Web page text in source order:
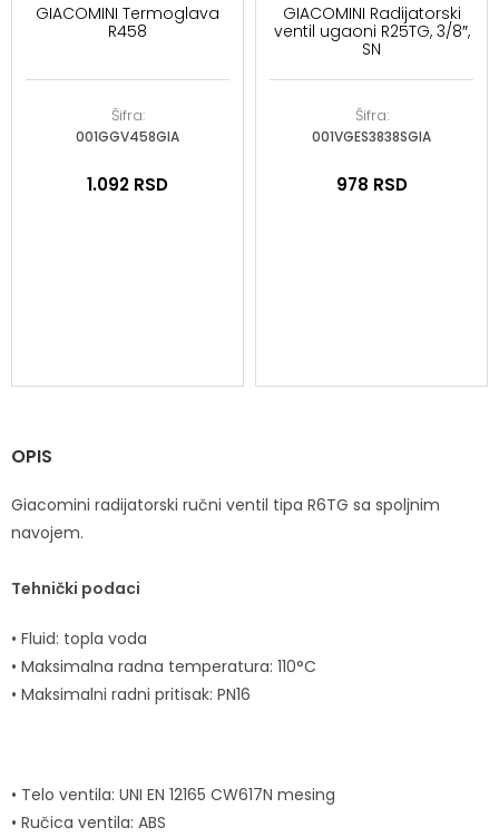
GIACOMINI Termoglava
R458
Šifra:
001GGV458GIA
1.092 RSD
GIACOMINI Radijatorski
ventil ugaoni R25TG, 3/8″,
SN
Šifra:
001VGES3838SGIA
978 RSD
OPIS
Giacomini radijatorski ručni ventil tipa R6TG sa spoljnim
navojem.
Tehnički podaci
• Fluid: topla voda
• Maksimalna radna temperatura: 110°C
• Maksimalni radni pritisak: PN16
• Telo ventila: UNI EN 12165 CW617N mesing
• Ručica ventila: ABS